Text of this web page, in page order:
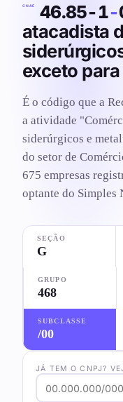
CNAE 46.85-1-
atacadista
exceto
É o código que a
a atividade
siderúrgicos e
do setor de
675 empresas
optante do Simples
SEÇÃO
G
GRUPO
468
SUBCLASSE
/00
JÁ TEM O CNPJ?